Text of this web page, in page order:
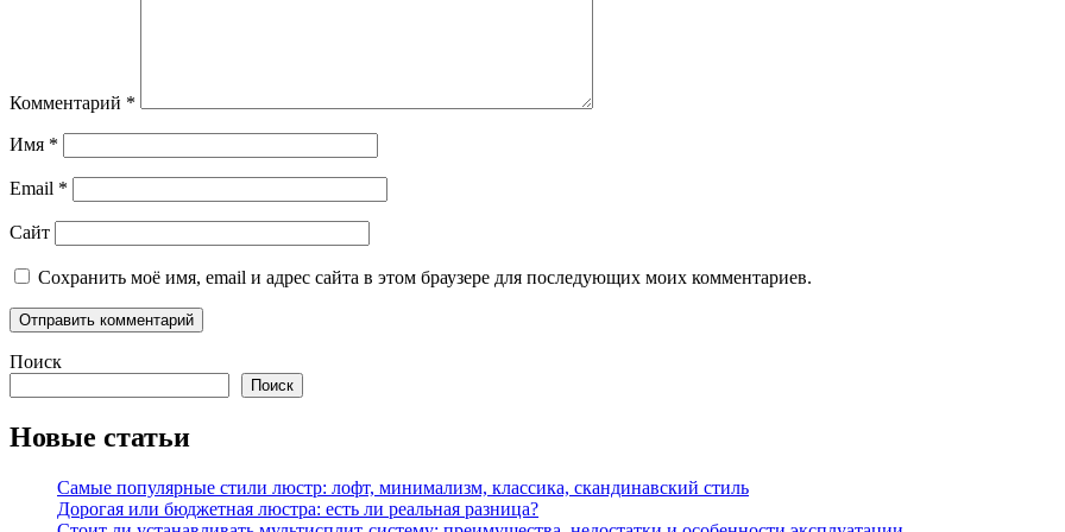
Комментарий *
Имя *
Email *
Сайт
Сохранить моё имя, email и адрес сайта в этом браузере для последующих моих комментариев.
Поиск
Поиск
Новые статьи
Самые популярные стили люстр: лофт, минимализм, классика, скандинавский стиль
Дорогая или бюджетная люстра: есть ли реальная разница?